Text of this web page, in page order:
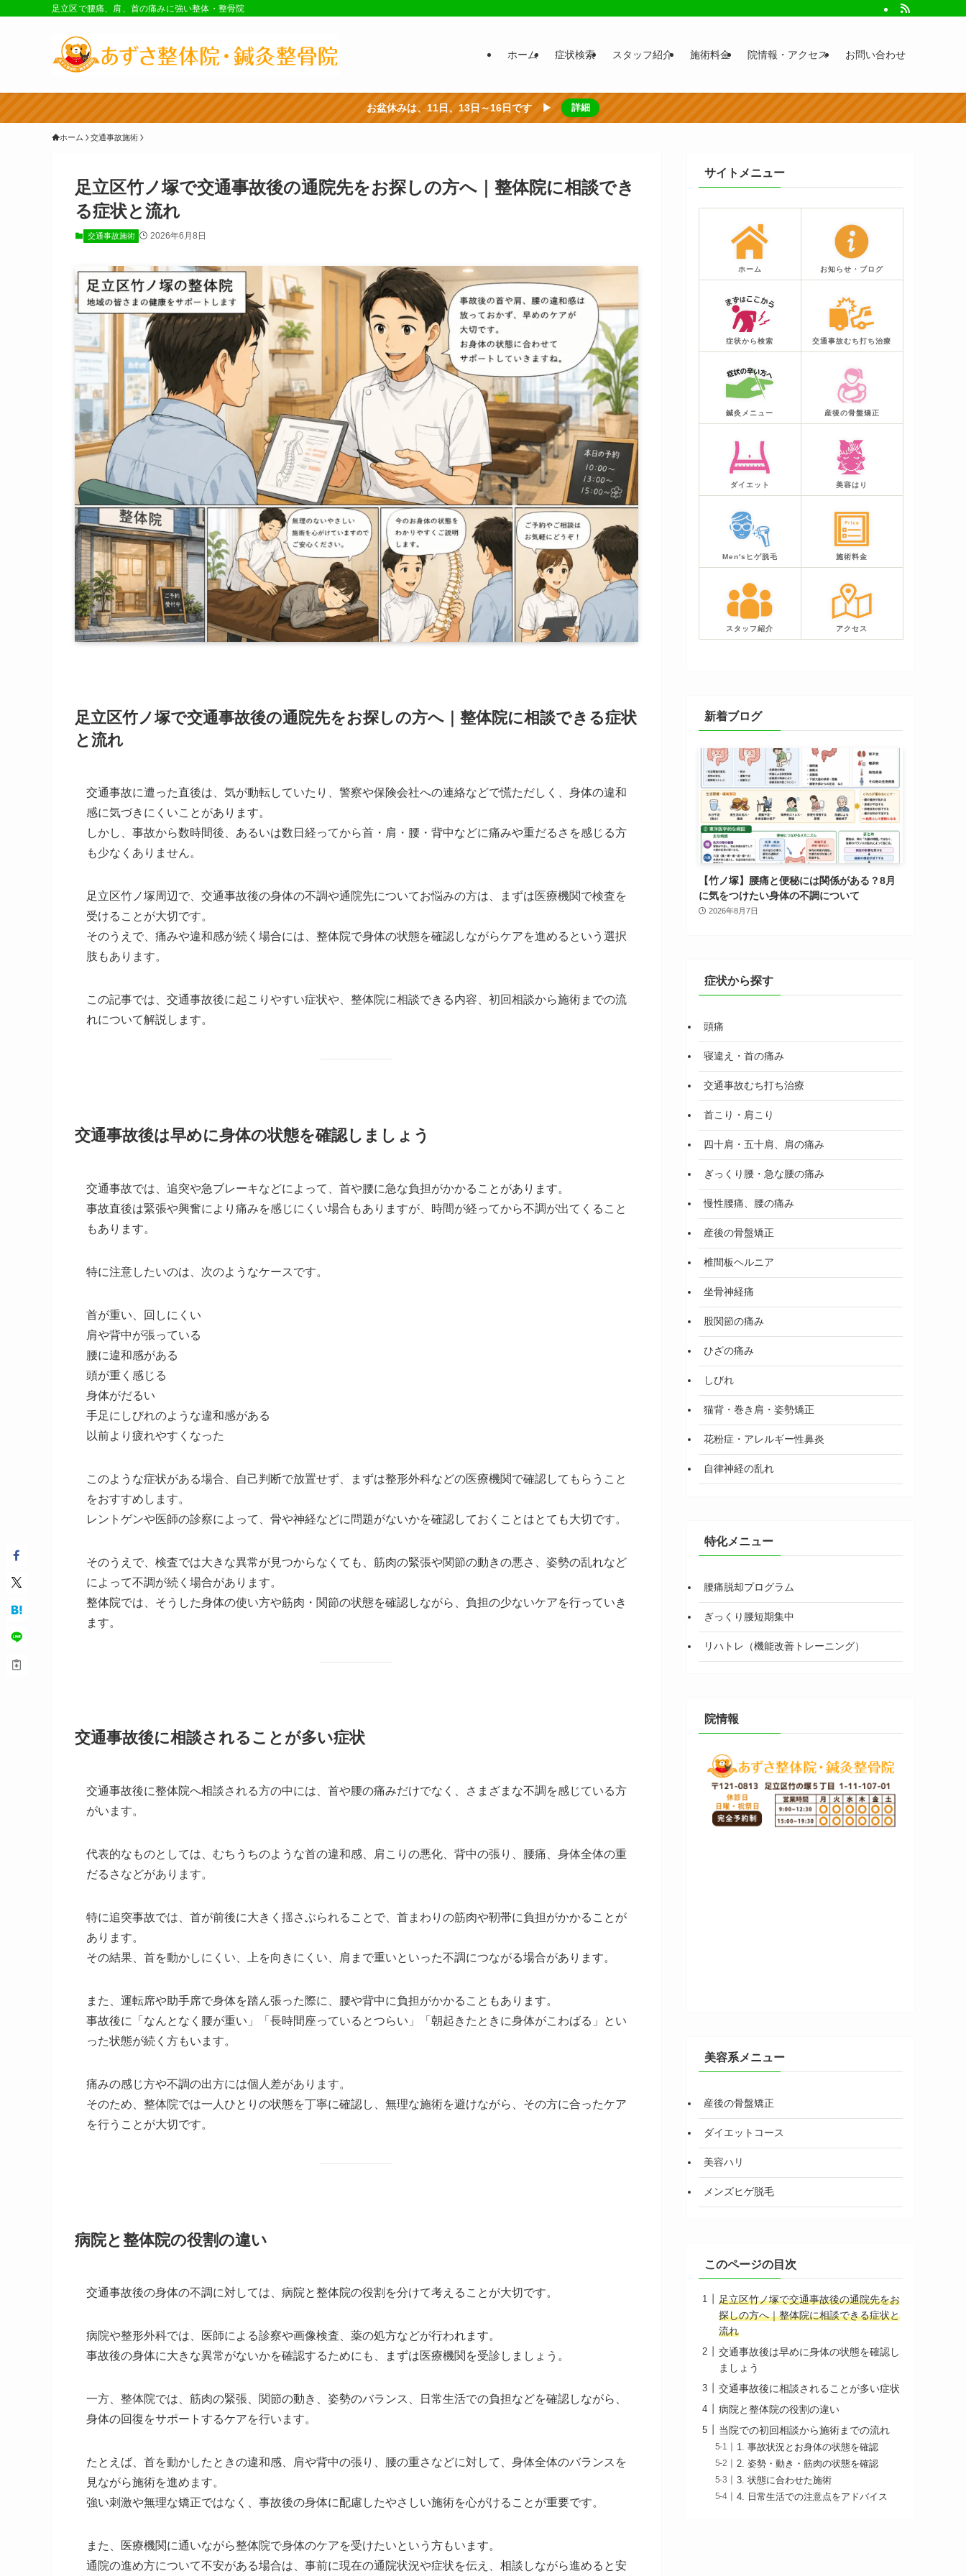
足立区で腰痛、肩、首の痛みに強い整体・整骨院
ホーム 症状検索 スタッフ紹介 施術料金 院情報・アクセス お問い合わせ
お盆休みは、11日、13日～16日です ▶ 詳細
ホーム 交通事故施術
足立区竹ノ塚で交通事故後の通院先をお探しの方へ｜整体院に相談でき
る症状と流れ
交通事故施術 2026年6月8日
足立区竹ノ塚で交通事故後の通院先をお探しの方へ｜整体院に相談できる症状
と流れ
交通事故に遭った直後は、気が動転していたり、警察や保険会社への連絡などで慌ただしく、身体の違和
感に気づきにくいことがあります。
しかし、事故から数時間後、あるいは数日経ってから首・肩・腰・背中などに痛みや重だるさを感じる方
も少なくありません。
足立区竹ノ塚周辺で、交通事故後の身体の不調や通院先についてお悩みの方は、まずは医療機関で検査を
受けることが大切です。
そのうえで、痛みや違和感が続く場合には、整体院で身体の状態を確認しながらケアを進めるという選択
肢もあります。
この記事では、交通事故後に起こりやすい症状や、整体院に相談できる内容、初回相談から施術までの流
れについて解説します。
交通事故後は早めに身体の状態を確認しましょう
交通事故では、追突や急ブレーキなどによって、首や腰に急な負担がかかることがあります。
事故直後は緊張や興奮により痛みを感じにくい場合もありますが、時間が経ってから不調が出てくること
もあります。
特に注意したいのは、次のようなケースです。
首が重い、回しにくい
肩や背中が張っている
腰に違和感がある
頭が重く感じる
身体がだるい
手足にしびれのような違和感がある
以前より疲れやすくなった
このような症状がある場合、自己判断で放置せず、まずは整形外科などの医療機関で確認してもらうこと
をおすすめします。
レントゲンや医師の診察によって、骨や神経などに問題がないかを確認しておくことはとても大切です。
そのうえで、検査では大きな異常が見つからなくても、筋肉の緊張や関節の動きの悪さ、姿勢の乱れなど
によって不調が続く場合があります。
整体院では、そうした身体の使い方や筋肉・関節の状態を確認しながら、負担の少ないケアを行っていき
ます。
交通事故後に相談されることが多い症状
交通事故後に整体院へ相談される方の中には、首や腰の痛みだけでなく、さまざまな不調を感じている方
がいます。
代表的なものとしては、むちうちのような首の違和感、肩こりの悪化、背中の張り、腰痛、身体全体の重
だるさなどがあります。
特に追突事故では、首が前後に大きく揺さぶられることで、首まわりの筋肉や靭帯に負担がかかることが
あります。
その結果、首を動かしにくい、上を向きにくい、肩まで重いといった不調につながる場合があります。
また、運転席や助手席で身体を踏ん張った際に、腰や背中に負担がかかることもあります。
事故後に「なんとなく腰が重い」「長時間座っているとつらい」「朝起きたときに身体がこわばる」とい
った状態が続く方もいます。
痛みの感じ方や不調の出方には個人差があります。
そのため、整体院では一人ひとりの状態を丁寧に確認し、無理な施術を避けながら、その方に合ったケア
を行うことが大切です。
病院と整体院の役割の違い
交通事故後の身体の不調に対しては、病院と整体院の役割を分けて考えることが大切です。
病院や整形外科では、医師による診察や画像検査、薬の処方などが行われます。
事故後の身体に大きな異常がないかを確認するためにも、まずは医療機関を受診しましょう。
一方、整体院では、筋肉の緊張、関節の動き、姿勢のバランス、日常生活での負担などを確認しながら、
身体の回復をサポートするケアを行います。
たとえば、首を動かしたときの違和感、肩や背中の張り、腰の重さなどに対して、身体全体のバランスを
見ながら施術を進めます。
強い刺激や無理な矯正ではなく、事故後の身体に配慮したやさしい施術を心がけることが重要です。
また、医療機関に通いながら整体院で身体のケアを受けたいという方もいます。
通院の進め方について不安がある場合は、事前に現在の通院状況や症状を伝え、相談しながら進めると安
サイトメニュー
ホーム お知らせ・ブログ
症状から検索 交通事故むち打ち治療
鍼灸メニュー 産後の骨盤矯正
ダイエット 美容はり
Men'sヒゲ脱毛 施術料金
スタッフ紹介 アクセス
新着ブログ
【竹ノ塚】腰痛と便秘には関係がある？8月
に気をつけたい身体の不調について
2026年8月7日
症状から探す
頭痛
寝違え・首の痛み
交通事故むち打ち治療
首こり・肩こり
四十肩・五十肩、肩の痛み
ぎっくり腰・急な腰の痛み
慢性腰痛、腰の痛み
産後の骨盤矯正
椎間板ヘルニア
坐骨神経痛
股関節の痛み
ひざの痛み
しびれ
猫背・巻き肩・姿勢矯正
花粉症・アレルギー性鼻炎
自律神経の乱れ
特化メニュー
腰痛脱却プログラム
ぎっくり腰短期集中
リハトレ（機能改善トレーニング）
院情報
美容系メニュー
産後の骨盤矯正
ダイエットコース
美容ハリ
メンズヒゲ脱毛
このページの目次
足立区竹ノ塚で交通事故後の通院先をお
探しの方へ｜整体院に相談できる症状と
流れ
交通事故後は早めに身体の状態を確認し
ましょう
交通事故後に相談されることが多い症状
病院と整体院の役割の違い
当院での初回相談から施術までの流れ
1. 事故状況とお身体の状態を確認
2. 姿勢・動き・筋肉の状態を確認
3. 状態に合わせた施術
4. 日常生活での注意点をアドバイス